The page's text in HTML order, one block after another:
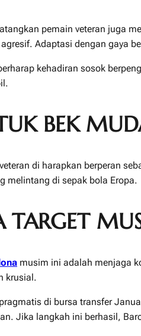
pemain veteran juga
Adaptasi dengan gaya
kehadiran sosok
BEK
di harapkan berperan
melintang di sepak bola Eropa.
TARGET
musim ini adalah menjaga
krusial.
di bursa transfer
Jika langkah ini berhasil,